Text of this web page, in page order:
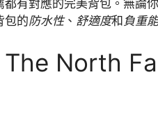
有對應的完美背包。無論
包的防水性、 舒適度和 負重
North